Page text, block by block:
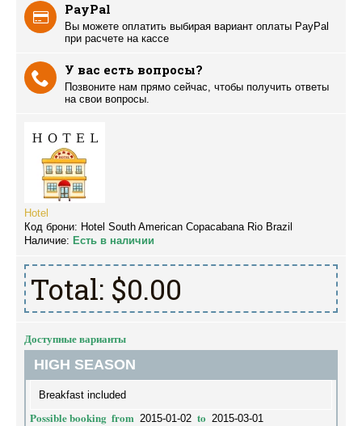
PayPal
Вы можете оплатить выбирая вариант оплаты PayPal
при расчете на кассе
У вас есть вопросы?
Позвоните нам прямо сейчас, чтобы получить ответы
на свои вопросы.
Hotel
Код брони: Hotel South American Copacabana Rio Brazil
Наличие: Есть в наличии
Total: $0.00
Доступные варианты
HIGH SEASON
Breakfast included
Possible booking from 2015-01-02 to 2015-03-01